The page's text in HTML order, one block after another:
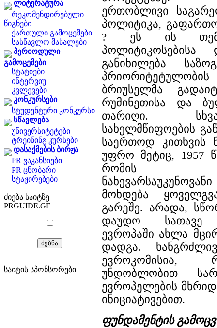
ლიტერატურა
რეკომენდირებული
წიგნები
ქართული გამოცემები
სასწავლო მასალები
პერიოდული
გამოცემები
სტატიები
ინტერვიუ
კვლევები
კონკურსები
სტუდენტური კონკურსი
სწავლება
უნივერსიტეტები
ტრეინინგ კურსები
დასაქმების ბირჟა
PR ვაკანსიები
PR ცნობარი
სტაჟირებები
ძიება საიტზე
PRGUIDE.GE
საიტის სპონსორები
ერთობლივი
პოლიტიკა,
? ეს ის
განიხილება
პრიორიტეტულობის
ბრიუსელმა
რუმინეთისა და
თარიღი.
სახელმწიფოების
საერთოდ კითხვის
უფრო მეტიც, 1957
რომის
მოხდება
გარეშე. არადა,
დაუდო სათავე
ევროპაში ახლა
დადგა.
უნდობლობით
ევროპელების
ინიციატივებით.
ფუნდამენტის